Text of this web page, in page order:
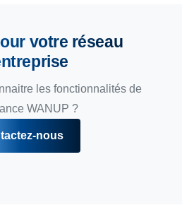
votre réseau
les fonctionnalités de
WANUP ?
nous